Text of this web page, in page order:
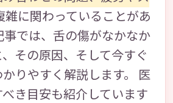
雑に関わっていることがあ
事では、舌の傷がなかなか
その原因、そして今すぐ
りやすく解説します。 医
き目安も紹介しています